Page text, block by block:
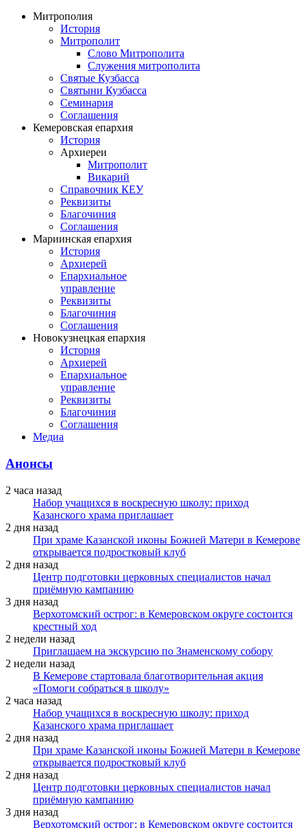
Митрополия
История
Митрополит
Слово Митрополита
Служения митрополита
Святые Кузбасса
Святыни Кузбасса
Семинария
Соглашения
Кемеровская епархия
История
Архиереи
Митрополит
Викарий
Справочник КЕУ
Реквизиты
Благочиния
Соглашения
Мариинская епархия
История
Архиерей
Епархиальное
управление
Реквизиты
Благочиния
Соглашения
Новокузнецкая епархия
История
Архиерей
Епархиальное
управление
Реквизиты
Благочиния
Соглашения
Медиа
Анонсы
2 часа назад
Набор учащихся в воскресную школу: приход
Казанского храма приглашает
2 дня назад
При храме Казанской иконы Божией Матери в Кемерове
открывается подростковый клуб
2 дня назад
Центр подготовки церковных специалистов начал
приёмную кампанию
3 дня назад
Верхотомский острог: в Кемеровском округе состоится
крестный ход
2 недели назад
Приглашаем на экскурсию по Знаменскому собору
2 недели назад
В Кемерове стартовала благотворительная акция
«Помоги собраться в школу»
2 часа назад
Набор учащихся в воскресную школу: приход
Казанского храма приглашает
2 дня назад
При храме Казанской иконы Божией Матери в Кемерове
открывается подростковый клуб
2 дня назад
Центр подготовки церковных специалистов начал
приёмную кампанию
3 дня назад
Верхотомский острог: в Кемеровском округе состоится